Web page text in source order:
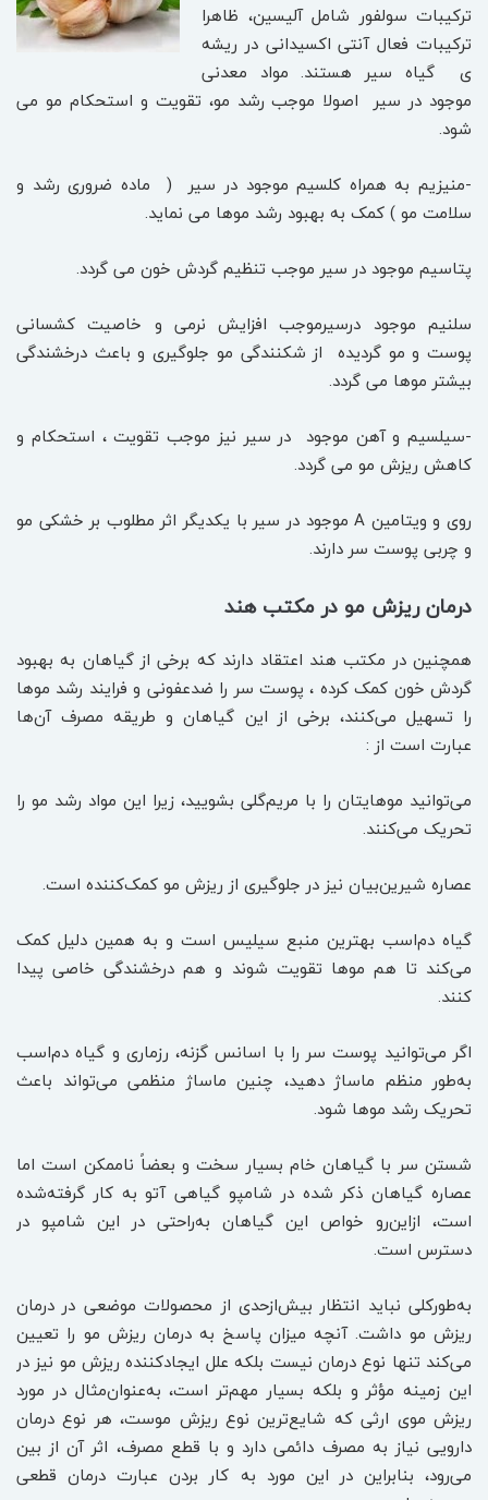
ترکیبات سولفور شامل آلیسین، ظاهرا
ترکیبات فعال آنتی اکسیدانی در ریشه
ی گیاه سیر هستند. مواد معدنی
موجود در سیر اصولا موجب رشد مو، تقویت و استحکام مو می
شود.
-منیزیم به همراه کلسیم موجود در سیر ( ماده ضروری رشد و
سلامت مو ) کمک به بهبود رشد موها می نماید.
پتاسیم موجود در سیر موجب تنظیم گردش خون می گردد.
سلنیم موجود درسیرموجب افزایش نرمی و خاصیت کشسانی
پوست و مو گردیده از شکنندگی مو جلوگیری و باعث درخشندگی
بیشتر موها می گردد.
-سیلسیم و آهن موجود در سیر نیز موجب تقویت ، استحکام و
کاهش ریزش مو می گردد.
روی و ویتامین A موجود در سیر با یکدیگر اثر مطلوب بر خشکی مو
و چربی پوست سر دارند.
درمان ریزش مو در مکتب هند
همچنین در مکتب هند اعتقاد دارند که برخی از گیاهان به بهبود
گردش خون کمک کرده ، پوست سر را ضدعفونی و فرایند رشد موها
را تسهیل می‌کنند، برخی از این گیاهان و طریقه مصرف آن‌ها
عبارت است از :
می‌توانید موهایتان را با مریم‌گلی بشویید، زیرا این مواد رشد مو را
تحریک می‌کنند.
عصاره شیرین‌بیان نیز در جلوگیری از ریزش مو کمک‌کننده است.
گیاه دم‌اسب بهترین منبع سیلیس است و به همین دلیل کمک
می‌کند تا هم موها تقویت شوند و هم درخشندگی خاصی پیدا
کنند.
اگر می‌توانید پوست سر را با اسانس گزنه، رزماری و گیاه دم‌اسب
به‌طور منظم ماساژ دهید، چنین ماساژ منظمی می‌تواند باعث
تحریک رشد موها شود.
شستن سر با گیاهان خام بسیار سخت و بعضاً ناممکن است اما
عصاره گیاهان ذکر شده در شامپو گیاهی آتو به کار گرفته‌شده
است، ازاین‌رو خواص این گیاهان به‌راحتی در این شامپو در
دسترس است.
به‌طورکلی نباید انتظار بیش‌ازحدی از محصولات موضعی در درمان
ریزش مو داشت. آنچه میزان پاسخ به درمان ریزش مو را تعیین
می‌کند تنها نوع درمان نیست بلکه علل ایجادکننده ریزش مو نیز در
این زمینه مؤثر و بلکه بسیار مهم‌تر است، به‌عنوان‌مثال در مورد
ریزش موی ارثی که شایع‌ترین نوع ریزش موست، هر نوع درمان
دارویی نیاز به مصرف دائمی دارد و با قطع مصرف، اثر آن از بین
می‌رود، بنابراین در این مورد به کار بردن عبارت درمان قطعی